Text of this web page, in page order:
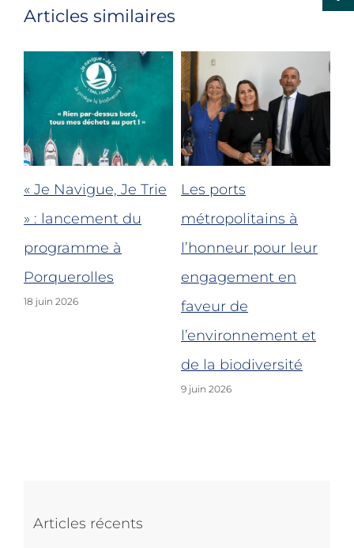
Articles similaires
« Je Navigue, Je Trie
» : lancement du
programme à
Porquerolles
18 juin 2026
Les ports
métropolitains à
l’honneur pour leur
engagement en
faveur de
l’environnement et
de la biodiversité
9 juin 2026
Articles récents